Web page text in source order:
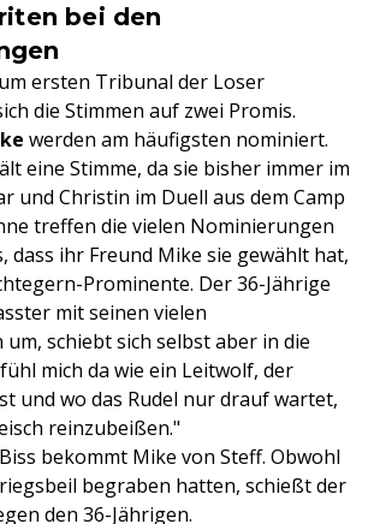
bei den
ersten Tribunal der Loser
die Stimmen auf zwei Promis.
werden am häufigsten nominiert.
eine Stimme, da sie bisher immer im
und Christin im Duell aus dem Camp
treffen die vielen Nominierungen
dass ihr Freund Mike sie gewählt hat,
Prominente. Der 36-Jährige
mit seinen vielen
schiebt sich selbst aber in die
mich da wie ein Leitwolf, der
und wo das Rudel nur drauf wartet,
reinzubeißen."
bekommt Mike von Steff. Obwohl
begraben hatten, schießt der
den 36-Jährigen.